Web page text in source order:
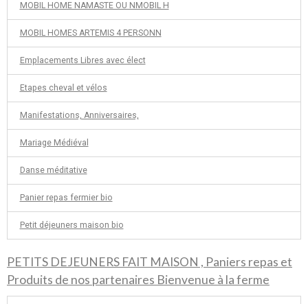
MOBIL HOME NAMASTE OU NMOBIL H
MOBIL HOMES ARTEMIS 4 PERSONN
Emplacements Libres avec élect
Etapes cheval et vélos
Manifestations, Anniversaires,
Mariage Médiéval
Danse méditative
Panier repas fermier bio
Petit déjeuners maison bio
PETITS DEJEUNERS FAIT MAISON , Paniers repas et
Produits de nos partenaires Bienvenue à la ferme